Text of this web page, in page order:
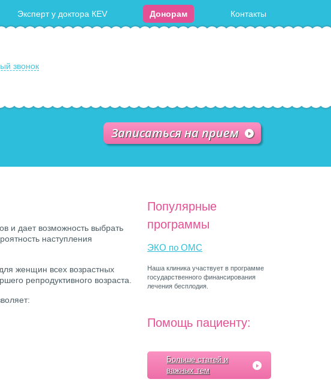
Эксперт у доктора КЕV Донорам Контакты
звонок
Записаться на прием
и дает возможность выбрать
наступления
женщин всех возрастных
репродуктивного возраста.
Популярные
программы
ЭКО по ОМС
Наша клиника участвует в программе
государственного финансирования
лечения бесплодия.
Помощь пациенту:
Больше статей и
важных тем